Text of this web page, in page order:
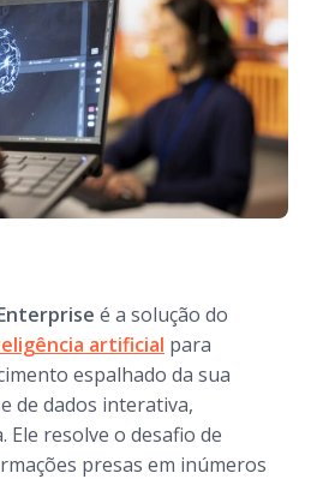
é a solução do
artificial para
espalhado da sua
de dados interativa,
resolve o desafio de
presas em inúmeros